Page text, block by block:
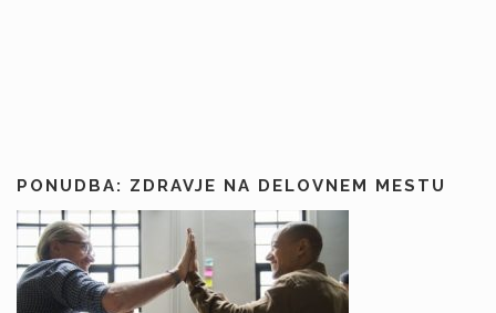
PONUDBA: ZDRAVJE NA DELOVNEM MESTU